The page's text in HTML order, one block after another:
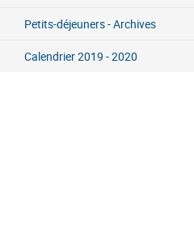
Petits-déjeuners - Archives
Calendrier 2019 - 2020